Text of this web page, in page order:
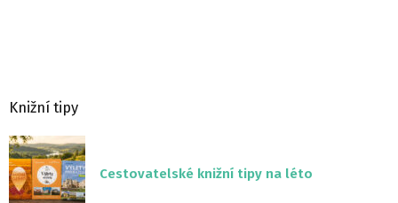
Knižní tipy
Cestovatelské knižní tipy na léto